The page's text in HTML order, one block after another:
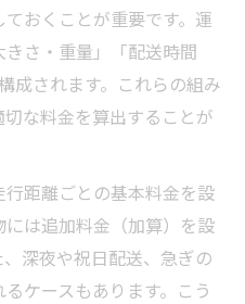
おくことが重要です。運
さ・重量」「配送時間
成されます。これらの組み
な料金を算出することが
距離ごとの基本料金を設
は追加料金（加算）を設
深夜や祝日配送、急ぎの
ケースもあります。こう